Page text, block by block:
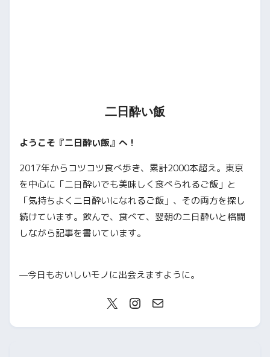
二日酔い飯
ようこそ『二日酔い飯』へ！
2017年からコツコツ食べ歩き、累計2000本超え。東京
を中心に「二日酔いでも美味しく食べられるご飯」と
「気持ちよく二日酔いになれるご飯」、その両方を探し
続けています。飲んで、食べて、翌朝の二日酔いと格闘
しながら記事を書いています。
—今日もおいしいモノに出会えますように。